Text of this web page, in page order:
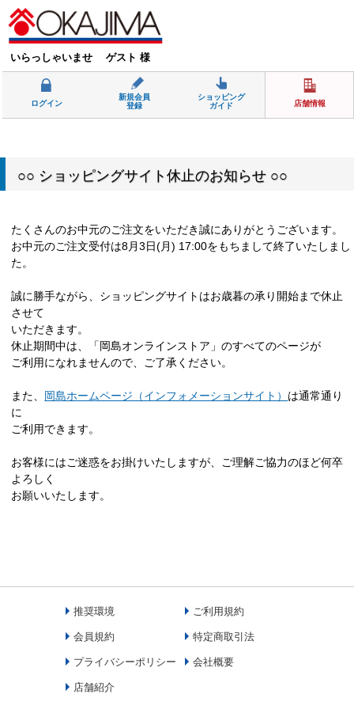
いらっしゃいませ ゲスト 様
ログイン
新規会員
登録
ショッピング
ガイド
店舗情報
○○ ショッピングサイト休止のお知らせ ○○
たくさんのお中元のご注文をいただき誠にありがとうございます。
お中元のご注文受付は8月3日(月) 17:00をもちまして終了いたしまし
た。
誠に勝手ながら、ショッピングサイトはお歳暮の承り開始まで休止
させて
いただきます。
休止期間中は、「岡島オンラインストア」のすべてのページが
ご利用になれませんので、ご了承ください。
また、 岡島ホームページ（インフォメーションサイト） は通常通り
に
ご利用できます。
お客様にはご迷惑をお掛けいたしますが、ご理解ご協力のほど何卒
よろしく
お願いいたします。
推奨環境 ご利用規約
会員規約 特定商取引法
プライバシーポリシー 会社概要
店舗紹介